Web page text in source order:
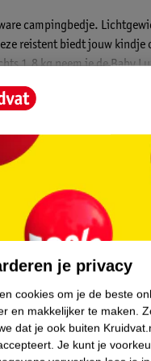
campingbedje.
reistent biedt jouw kindje
1,8 kg neem je de Baby
De dubbele bodem
brandvertragend en vrij
je privacy
cookies om je de beste
en makkelijker te maken.
dat je ook buiten
Je kunt je